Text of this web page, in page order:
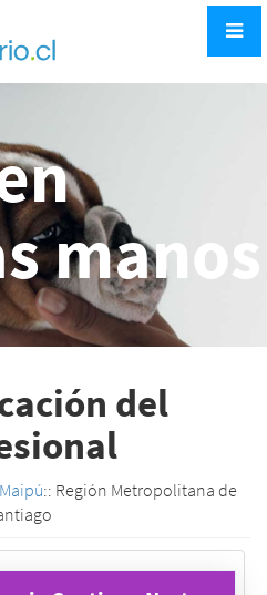
manos
del
Maipú:: Región Metropolitana de